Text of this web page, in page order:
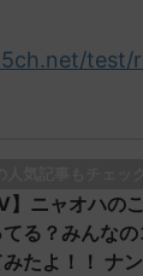
test/
】ニャオハの
てる？みんな
たよ！！ ナ